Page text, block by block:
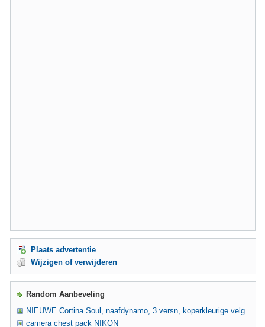
Plaats advertentie
Wijzigen of verwijderen
Random Aanbeveling
NIEUWE Cortina Soul, naafdynamo, 3 versn, koperkleurige velg
camera chest pack NIKON